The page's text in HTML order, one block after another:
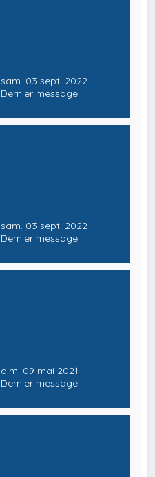
sam. 03 sept. 2022
Dernier message
sam. 03 sept. 2022
Dernier message
dim. 09 mai 2021
Dernier message